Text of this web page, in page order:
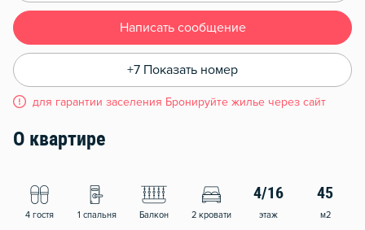
Написать сообщение
+7 Показать номер
для гарантии заселения Бронируйте жилье через сайт
О квартире
4 гостя 1 спальня Балкон 2 кровати
4/16
этаж
45
м2